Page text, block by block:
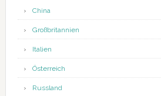
China
Großbritannien
Italien
Österreich
Russland